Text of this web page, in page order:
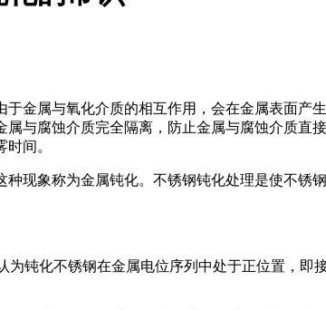
金属与氧化介质的相互作用，会在金属表面产
与腐蚀介质完全隔离，防止金属与腐蚀介质
间。
现象称为金属钝化。不锈钢钝化处理是使不
钝化不锈钢在金属电位序列中处于正位置，即